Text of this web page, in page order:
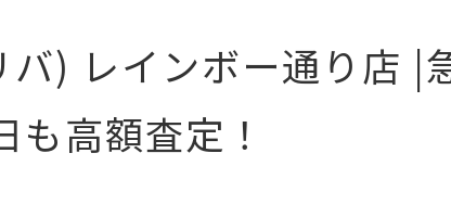
バ) レインボー通り店 |
も高額査定！